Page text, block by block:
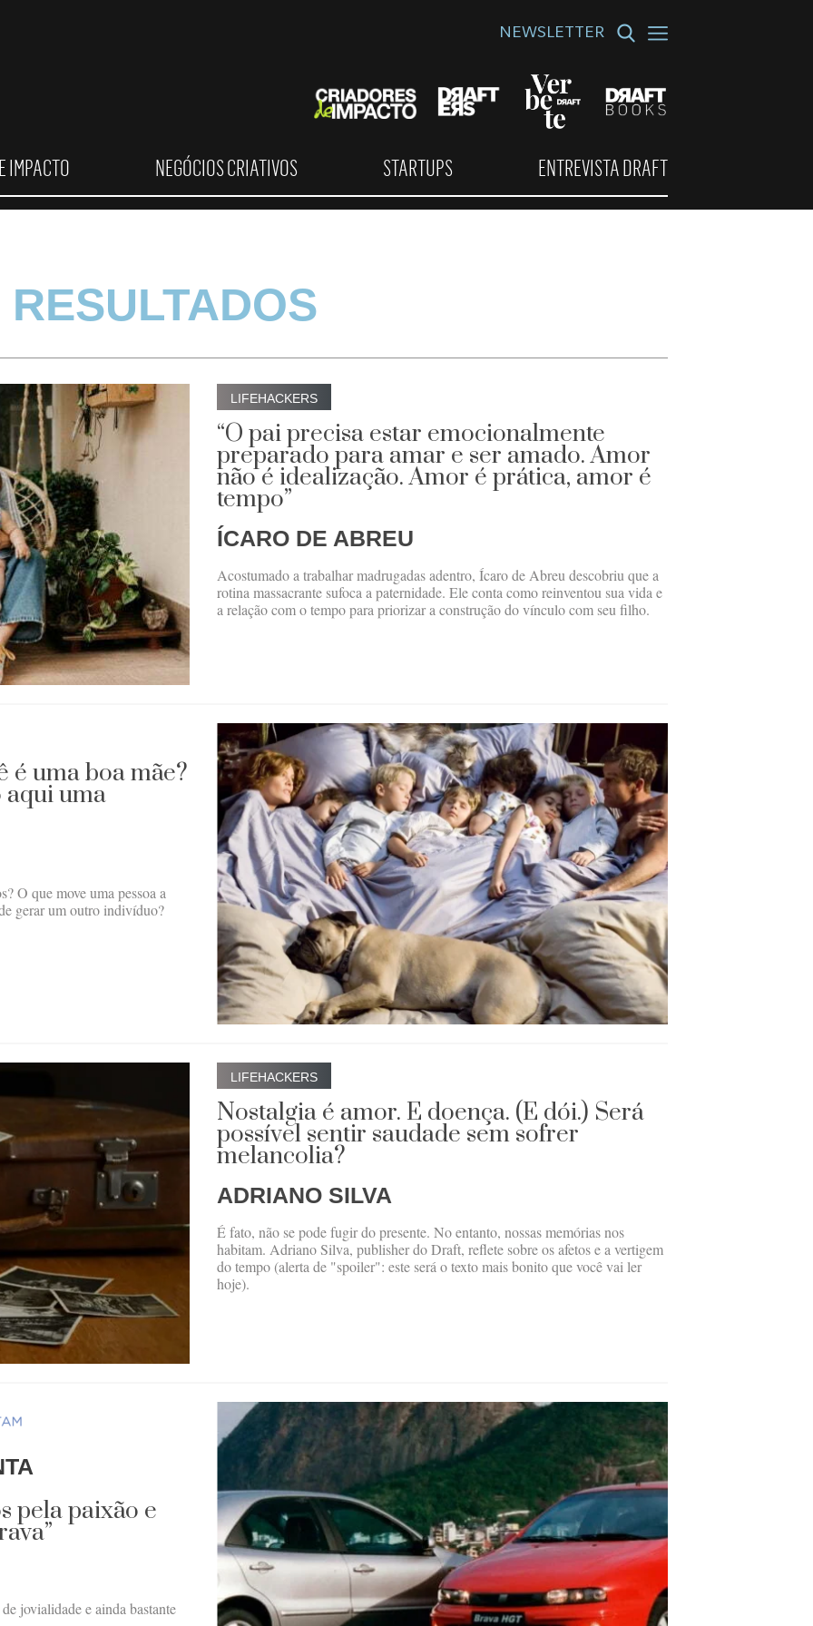
NEWSLETTER
IMPACTO NEGÓCIOS CRIATIVOS STARTUPS ENTREVISTA DRAFT
LIFEHACKERS
“O pai precisa estar emocionalmente
preparado para amar e ser amado. Amor
não é idealização. Amor é prática, amor é
tempo”
ÍCARO DE ABREU
Acostumado a trabalhar madrugadas adentro, Ícaro de Abreu descobriu que a
rotina massacrante sufoca a paternidade. Ele conta como reinventou sua vida e
a relação com o tempo para priorizar a construção do vínculo com seu filho.
é uma boa mãe?
aqui uma
O que move uma pessoa a
gerar um outro indivíduo?
LIFEHACKERS
Nostalgia é amor. E doença. (E dói.) Será
possível sentir saudade sem sofrer
melancolia?
ADRIANO SILVA
É fato, não se pode fugir do presente. No entanto, nossas memórias nos
habitam. Adriano Silva, publisher do Draft, reflete sobre os afetos e a vertigem
do tempo (alerta de "spoiler": este será o texto mais bonito que você vai ler
hoje).
pela paixão e
jovialidade e ainda bastante